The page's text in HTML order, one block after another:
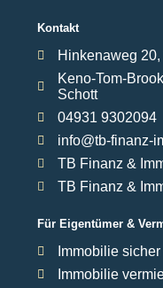
Kontakt
Hinkenaweg
Keno-Tom-
Schott
04931 9302094
info@tb-finanz-
TB Finanz &
TB Finanz &
Für Eigentümer &
Immobilie
Immobilie